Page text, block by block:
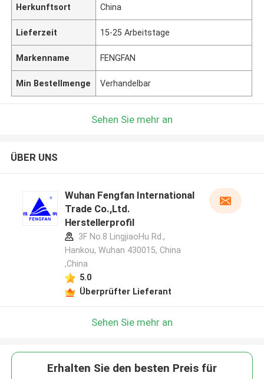
Herkunftsort China
Lieferzeit 15-25 Arbeitstage
Markenname FENGFAN
Min Bestellmenge Verhandelbar
Sehen Sie mehr an
ÜBER UNS
Wuhan Fengfan International
Trade Co.,Ltd.
Herstellerprofil
3F No.8 LingjiaoHu Rd.,
Hankou, Wuhan 430015, China
,China
5.0
Überprüfter Lieferant
Sehen Sie mehr an
Erhalten Sie den besten Preis für